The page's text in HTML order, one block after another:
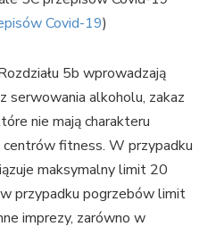
Covid-19)
5b wprowadzają
serwowania alkoholu, zakaz
nie mają charakteru
centrów fitness. W przypadku
maksymalny limit 20
przypadku pogrzebów limit
imprezy, zarówno w